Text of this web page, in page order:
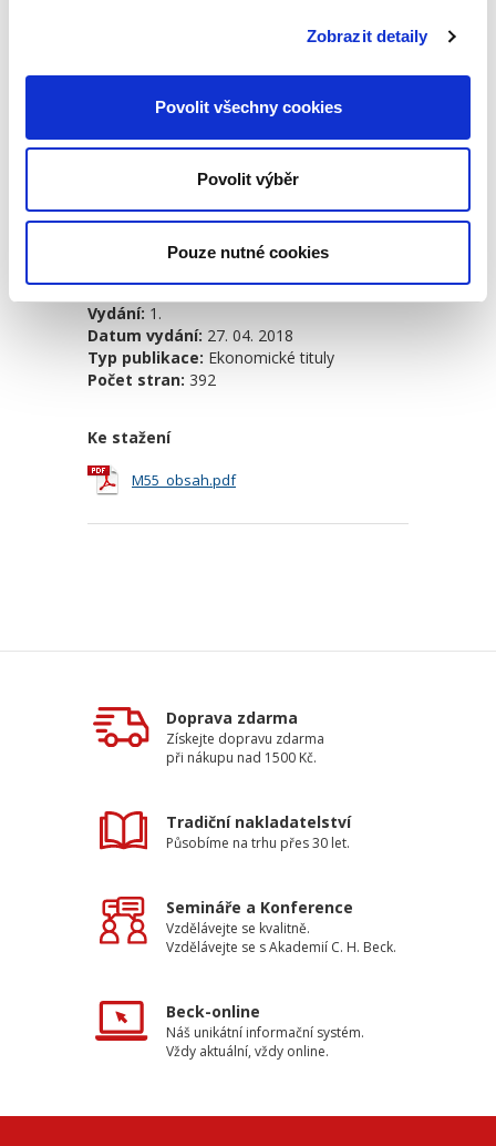
Zobrazit detaily
Povolit všechny cookies
Povolit výběr
Pouze nutné cookies
jsou silniční dopravou přepravovány nebo
pracovníkům státní správy a také
studentům vysokých škol.
Detaily
ISBN:978-80-7400-041-6
Vydání: 1.
Datum vydání: 27. 04. 2018
Typ publikace: Ekonomické tituly
Počet stran: 392
Ke stažení
M55_obsah.pdf
Doprava zdarma
Získejte dopravu zdarma
při nákupu nad 1500 Kč.
Tradiční nakladatelství
Působíme na trhu přes 30 let.
Semináře a Konference
Vzdělávejte se kvalitně.
Vzdělávejte se s Akademií C. H. Beck.
Beck-online
Náš unikátní informační systém.
Vždy aktuální, vždy online.